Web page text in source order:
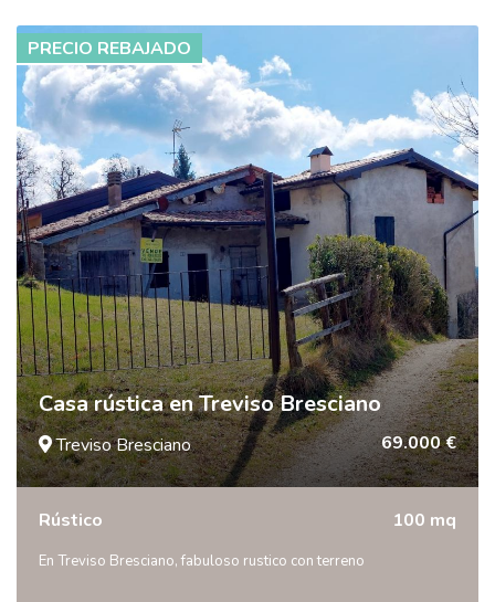
PRECIO REBAJADO
Casa rústica en Treviso Bresciano
Treviso Bresciano 69.000 €
Rústico 100 mq
En Treviso Bresciano, fabuloso rustico con terreno